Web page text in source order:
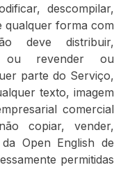
descompilar,
forma com
deve distribuir,
ou revender ou
parte do Serviço,
texto, imagem
comercial
copiar, vender,
Open English de
permitidas